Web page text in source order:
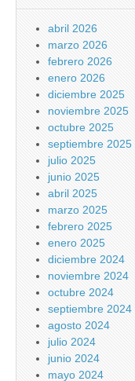
abril 2026
marzo 2026
febrero 2026
enero 2026
diciembre 2025
noviembre 2025
octubre 2025
septiembre 2025
julio 2025
junio 2025
abril 2025
marzo 2025
febrero 2025
enero 2025
diciembre 2024
noviembre 2024
octubre 2024
septiembre 2024
agosto 2024
julio 2024
junio 2024
mayo 2024